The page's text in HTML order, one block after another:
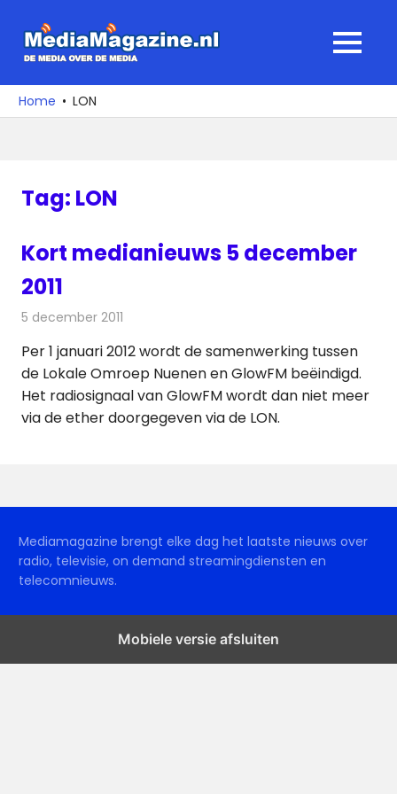
naar
media
over
MENU
Home LON
Tag: LON
Kort medianieuws 5 december
2011
5 december 2011
Per 1 januari 2012 wordt de samenwerking tussen
de Lokale Omroep Nuenen en GlowFM beëindigd.
Het radiosignaal van GlowFM wordt dan niet meer
via de ether doorgegeven via de LON.
Mediamagazine brengt elke dag het laatste nieuws over
radio, televisie, on demand streamingdiensten en
telecomnieuws.
Mobiele versie afsluiten